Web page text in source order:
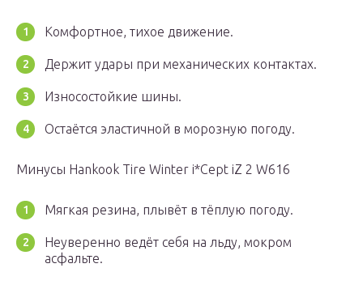
Комфортное, тихое движение.
Держит удары при механических контактах.
Износостойкие шины.
Остаётся эластичной в морозную погоду.
Минусы Hankook Tire Winter i*Cept iZ 2 W616
Мягкая резина, плывёт в тёплую погоду.
Неуверенно ведёт себя на льду, мокром
асфальте.